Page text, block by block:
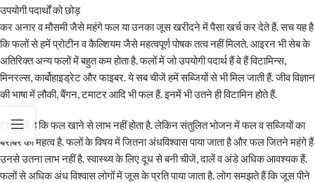
उपयोगी पदार्थों को छोड़
कर अनार व मौसमी जैसे महंगे फल या उनका जूस खरीदने में पैसा खर्च कर देते हैं. सच यह है
कि फलों से हमें प्रोटीन व कैल्शियम जैसे महत्वपूर्ण पोषक तत्व नहीं मिलते. आइरन भी सेब के
अतिरिक्त अन्य फलों में बहुत कम होता है. फलों में जो उपयोगी पदार्थ हैं वे हैं विटामिन्स,
मिनरल्स, कार्बोहाइड्रेट और फाइबर. ये सब चीजें हमें सब्जियों से भी मिल जाती हैं. जीव विज्ञान
की भाषा में लौकी, बैंगन, टमाटर आदि भी फल हैं. इनमें भी उतने ही विटामिन होते हैं.
ऐसा नहीं है कि फल खाने से लाभ नहीं होता है. लेकिन संतुलित भोजन में फल व सब्जियों का
बराबर का महत्व है. फलों के विषय में जितना अंधविश्वास पाया जाता है और फल जितने महंगे हैं
उनसे उतना लाभ नहीं है. स्वास्थ्य के लिए दूध से बनी चीजें, दालें व अंडे अधिक आवश्यक हैं.
फलों से अधिक अंध विश्वास लोगों में जूस के प्रति पाया जाता है. लोग समझते हैं कि जूस पीने